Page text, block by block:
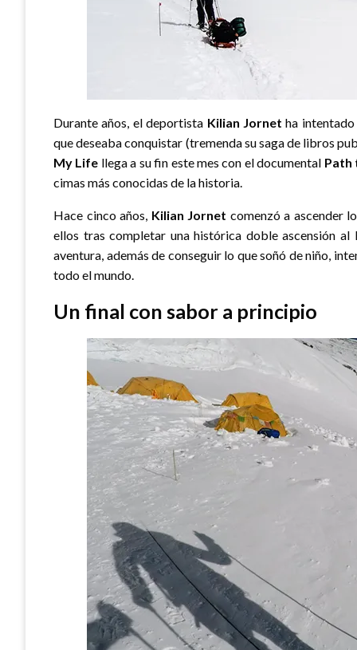
Durante años, el deportista Kilian Jornet ha
que deseaba conquistar (tremenda su saga de libros
My Life llega a su fin este mes con el documental Path
cimas más conocidas de la historia.
Hace cinco años, Kilian Jornet comenzó a ascender
ellos tras completar una histórica doble ascensión
aventura, además de conseguir lo que soñó de niño,
todo el mundo.
Un final con sabor a principio